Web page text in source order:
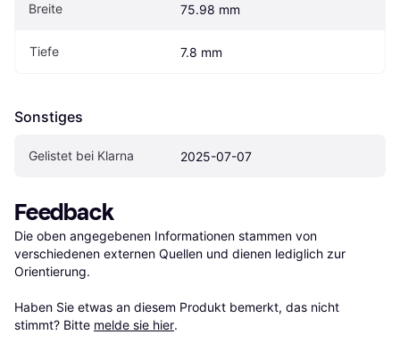
Breite 75.98 mm
Tiefe 7.8 mm
Sonstiges
Gelistet bei Klarna 2025-07-07
Feedback
Die oben angegebenen Informationen stammen von
verschiedenen externen Quellen und dienen lediglich zur
Orientierung.
Haben Sie etwas an diesem Produkt bemerkt, das nicht
stimmt? Bitte melde sie hier.